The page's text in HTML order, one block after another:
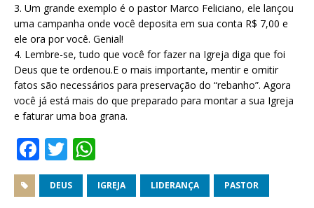
3. Um grande exemplo é o pastor Marco Feliciano, ele lançou
uma campanha onde você deposita em sua conta R$ 7,00 e
ele ora por você. Genial!
4. Lembre-se, tudo que você for fazer na Igreja diga que foi
Deus que te ordenou.E o mais importante, mentir e omitir
fatos são necessários para preservação do “rebanho”. Agora
você já está mais do que preparado para montar a sua Igreja
e faturar uma boa grana.
F
a
c
T
w
it
h
at
DEUS IGREJA LIDERANÇA PASTOR